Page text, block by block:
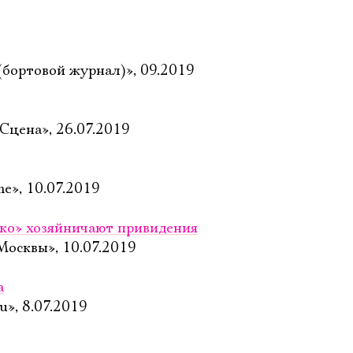
журнал)», 09.2019
26.07.2019
10.07.2019
хозяйничают привидения
10.07.2019
8.07.2019